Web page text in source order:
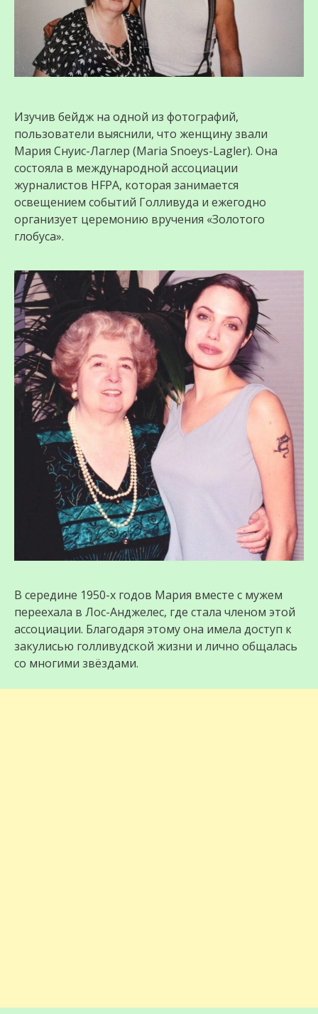
Изучив бейдж на одной из фотографий,
пользователи выяснили, что женщину звали
Мария Снуис-Лаглер (Maria Snoeys-Lagler). Она
состояла в международной ассоциации
журналистов HFPA, которая занимается
освещением событий Голливуда и ежегодно
организует церемонию вручения «Золотого
глобуса».
В середине 1950-х годов Мария вместе с мужем
переехала в Лос-Анджелес, где стала членом этой
ассоциации. Благодаря этому она имела доступ к
закулисью голливудской жизни и лично общалась
со многими звёздами.